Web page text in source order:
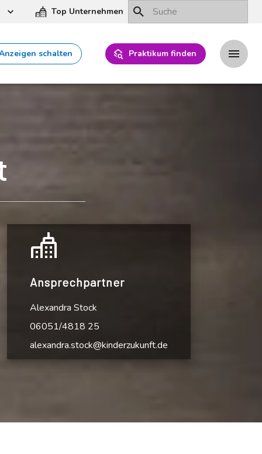
Top Unternehmen
schalten Praktikum finden
Ansprechpartner
Alexandra Stock
06051/4818 25
alexandra.stock@kinderzukunft.de